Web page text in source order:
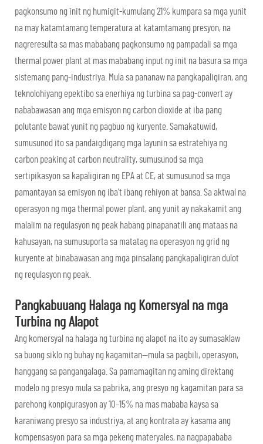
pagkonsumo ng init ng humigit-kumulang 21% kumpara sa mga yunit
na may katamtamang temperatura at katamtamang presyon, na
nagreresulta sa mas mababang pagkonsumo ng pampadali sa mga
thermal power plant at mas mababang input ng init na basura sa mga
sistemang pang-industriya. Mula sa pananaw na pangkapaligiran, ang
teknolohiyang epektibo sa enerhiya ng turbina sa pag-convert ay
nababawasan ang mga emisyon ng carbon dioxide at iba pang
polutante bawat yunit ng pagbuo ng kuryente. Samakatuwid,
sumusunod ito sa pandaigdigang mga layunin sa estratehiya ng
carbon peaking at carbon neutrality, sumusunod sa mga
sertipikasyon sa kapaligiran ng EPA at CE, at sumusunod sa mga
pamantayan sa emisyon ng iba’t ibang rehiyon at bansa. Sa aktwal na
operasyon ng mga thermal power plant, ang yunit ay nakakamit ang
malalim na regulasyon ng peak habang pinapanatili ang mataas na
kahusayan, na sumusuporta sa matatag na operasyon ng grid ng
kuryente at binabawasan ang mga pinsalang pangkapaligiran dulot
ng regulasyon ng peak.
Pangkabuuang Halaga ng Komersyal na mga
Turbina ng Alapot
Ang komersyal na halaga ng turbina ng alapot na ito ay sumasaklaw
sa buong siklo ng buhay ng kagamitan—mula sa pagbili, operasyon,
hanggang sa pangangalaga. Sa pamamagitan ng aming direktang
modelo ng presyo mula sa pabrika, ang presyo ng kagamitan para sa
parehong konpigurasyon ay 10–15% na mas mababa kaysa sa
karaniwang presyo sa industriya, at ang kontrata ay kasama ang
kompensasyon para sa mga pekeng materyales, na nagpapababa